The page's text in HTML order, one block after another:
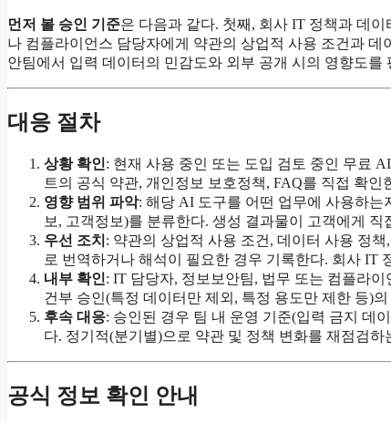
먼저 볼 승인 기준은 다음과 같다. 첫째, 회사 IT 정책과 데
나 컴플라이언스 담당자에게 약관의 상업적 사용 조건과
안팀에서 입력 데이터의 민감도와 외부 공개 시의 영향도를
대응 절차
상황 확인: 현재 사용 중인 또는 도입 검토 중인 무료
트의 공식 약관, 개인정보 보호정책, FAQ를 직접 확인
영향 범위 파악: 해당 AI 도구를 어떤 업무에 사용하는
보, 고객정보)를 분류한다. 생성 결과물이 고객에게
우선 조치 : 약관의 상업적 사용 조건, 데이터 사용 정
로 번역하거나 해석이 필요한 경우 기록한다. 회사 IT
내부 확인: IT 담당자, 정보보안팀, 법무 또는 컴플라
건부 승인(특정 데이터만 제외, 특정 용도만 제한 등)
후속 대응: 승인된 경우 팀 내 운영 기준(입력 금지 데
다. 정기적(분기별)으로 약관 및 정책 변화를 재점검하
공식 정보 확인 안내